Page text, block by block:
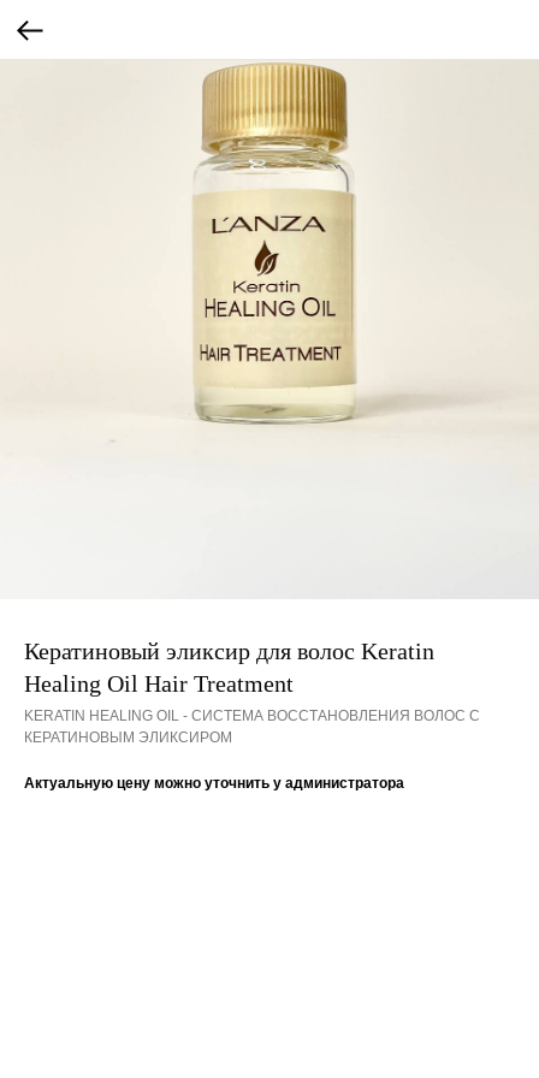
Кератиновый эликсир для волос Keratin
Healing Oil Hair Treatment
KERATIN HEALING OIL - СИСТЕМА ВОССТАНОВЛЕНИЯ ВОЛОС С
КЕРАТИНОВЫМ ЭЛИКСИРОМ
Актуальную цену можно уточнить у администратора